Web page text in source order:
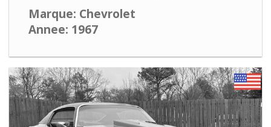
Marque: Chevrolet
Annee: 1967